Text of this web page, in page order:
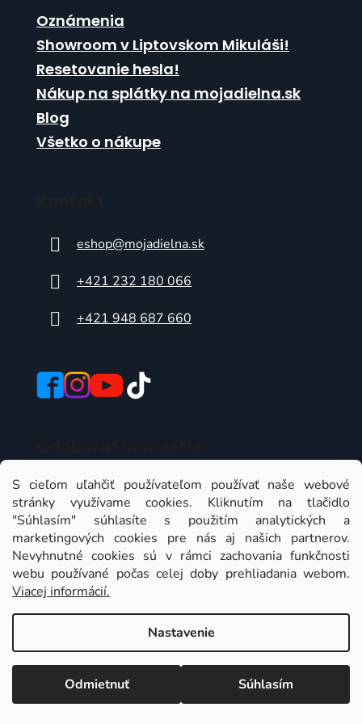
S cieľom uľahčiť používateľom používať naše webové
stránky využívame cookies. Kliknutím na tlačidlo
"Súhlasím" súhlasíte s použitím analytických a
marketingových cookies pre nás aj našich partnerov.
Nevyhnutné cookies sú v rámci zachovania funkčnosti
webu používané počas celej doby prehliadania webom.
Viacej informácií.
Nastavenie
Odmietnuť Súhlasím
Oznámenia
Showroom v Liptovskom Mikuláši!
Resetovanie hesla!
Nákup na splátky na mojadielna.sk
Blog
Všetko o nákupe
eshop@mojadielna.sk
+421 232 180 066
+421 948 687 660
Vložte svoj e-mail a my Vám budeme zasielať
informácie o nových produktoch na našom e-shope.
Email
Vložením e-mailu súhlasíte s podmienkami
ochrany osobných údajov
PRIHLÁSIŤ SA
Instagram